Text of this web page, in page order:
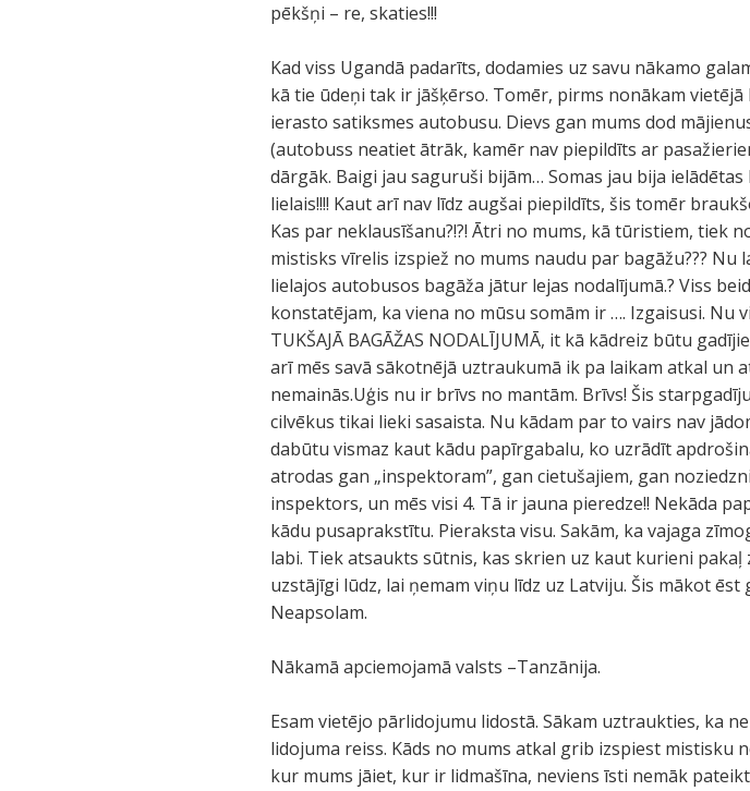
pēkšņi – re, skaties!!!
Kad viss Ugandā padarīts, dodamies uz savu nākamo
kā tie ūdeņi tak ir jāšķērso. Tomēr, pirms nonākam
ierasto satiksmes autobusu. Dievs gan mums dod
(autobuss neatiet ātrāk, kamēr nav piepildīts ar
dārgāk. Baigi jau saguruši bijām… Somas jau bija
lielais!!!! Kaut arī nav līdz augšai piepildīts, šis tomēr
Kas par neklausīšanu?!?! Ātri no mums, kā tūristiem, tiek
mistisks vīrelis izspiež no mums naudu par bagāžu???
lielajos autobusos bagāža jātur lejas nodalījumā.? Viss
konstatējam, ka viena no mūsu somām ir …. Izgaisusi. Nu
TUKŠAJĀ BAGĀŽAS NODALĪJUMĀ, it kā kādreiz būtu
arī mēs savā sākotnējā uztraukumā ik pa laikam atkal un
nemainās.Uģis nu ir brīvs no mantām. Brīvs! Šis
cilvēkus tikai lieki sasaista. Nu kādam par to vairs nav
dabūtu vismaz kaut kādu papīrgabalu, ko uzrādīt
atrodas gan „inspektoram”, gan cietušajiem, gan
inspektors, un mēs visi 4. Tā ir jauna pieredze!! Nekāda
kādu pusaprakstītu. Pieraksta visu. Sakām, ka vajaga
labi. Tiek atsaukts sūtnis, kas skrien uz kaut kurieni
uzstājīgi lūdz, lai ņemam viņu līdz uz Latviju. Šis mākot
Neapsolam.
Nākamā apciemojamā valsts –Tanzānija.
Esam vietējo pārlidojumu lidostā. Sākam uztraukties, ka
lidojuma reiss. Kāds no mums atkal grib izspiest mistisku
kur mums jāiet, kur ir lidmašīna, neviens īsti nemāk